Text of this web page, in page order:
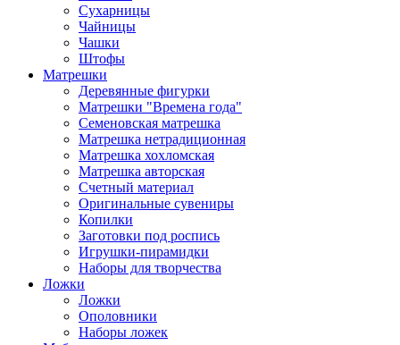
Сухарницы
Чайницы
Чашки
Штофы
Матрешки
Деревянные фигурки
Матрешки "Времена года"
Семеновская матрешка
Матрешка нетрадиционная
Матрешка хохломская
Матрешка авторская
Счетный материал
Оригинальные сувениры
Копилки
Заготовки под роспись
Игрушки-пирамидки
Наборы для творчества
Ложки
Ложки
Ополовники
Наборы ложек